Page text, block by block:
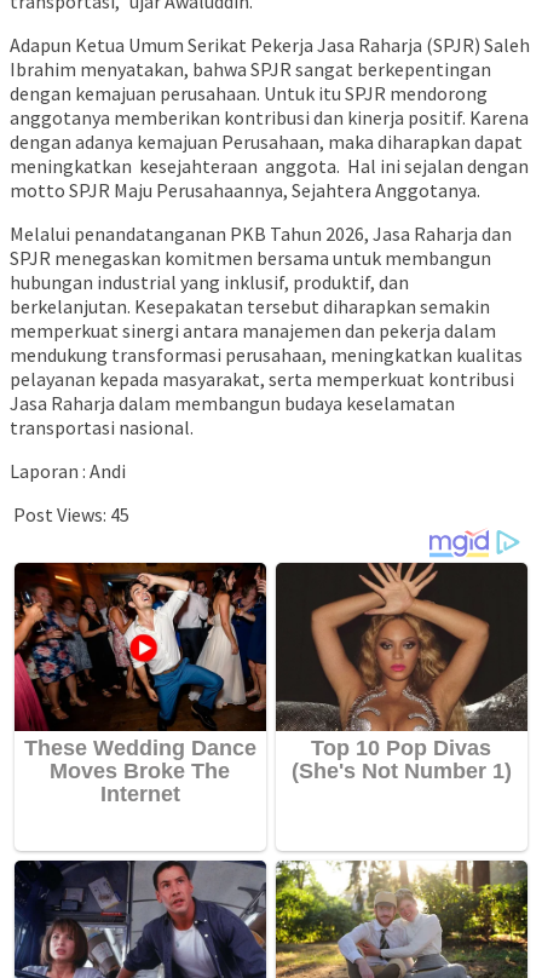
Adapun Ketua Umum Serikat Pekerja Jasa Raharja (SPJR) Saleh
Ibrahim menyatakan, bahwa SPJR sangat berkepentingan
dengan kemajuan perusahaan. Untuk itu SPJR mendorong
anggotanya memberikan kontribusi dan kinerja positif. Karena
dengan adanya kemajuan Perusahaan, maka diharapkan dapat
meningkatkan kesejahteraan anggota. Hal ini sejalan dengan
motto SPJR Maju Perusahaannya, Sejahtera Anggotanya.
Melalui penandatanganan PKB Tahun 2026, Jasa Raharja dan
SPJR menegaskan komitmen bersama untuk membangun
hubungan industrial yang inklusif, produktif, dan
berkelanjutan. Kesepakatan tersebut diharapkan semakin
memperkuat sinergi antara manajemen dan pekerja dalam
mendukung transformasi perusahaan, meningkatkan kualitas
pelayanan kepada masyarakat, serta memperkuat kontribusi
Jasa Raharja dalam membangun budaya keselamatan
transportasi nasional.
Laporan : Andi
Post Views: 45